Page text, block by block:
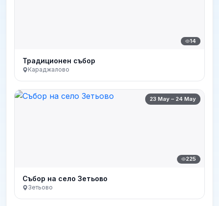
14
Традиционен събор
Караджалово
23 May – 24 May
225
Събор на село Зетьово
Зетьово